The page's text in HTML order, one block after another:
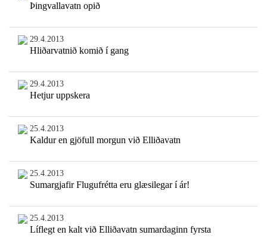
Þingvallavatn opið
29.4.2013
Hliðarvatnið komið í gang
29.4.2013
Hetjur uppskera
25.4.2013
Kaldur en gjöfull morgun við Elliðavatn
25.4.2013
Sumargjafir Flugufrétta eru glæsilegar í ár!
25.4.2013
Líflegt en kalt við Elliðavatn sumardaginn fyrsta